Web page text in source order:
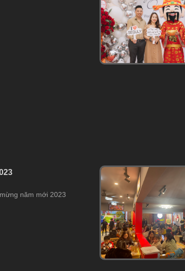
năm mới 2023